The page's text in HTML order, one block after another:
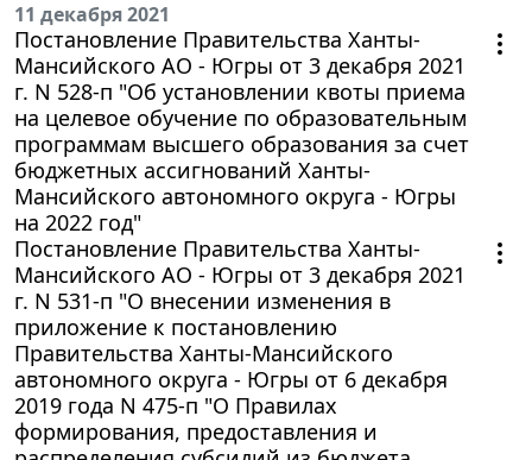
11 декабря 2021
Постановление Правительства Ханты-
Мансийского АО - Югры от 3 декабря 2021
г. N 528-п "Об установлении квоты приема
на целевое обучение по образовательным
программам высшего образования за счет
бюджетных ассигнований Ханты-
Мансийского автономного округа - Югры
на 2022 год"
Постановление Правительства Ханты-
Мансийского АО - Югры от 3 декабря 2021
г. N 531-п "О внесении изменения в
приложение к постановлению
Правительства Ханты-Мансийского
автономного округа - Югры от 6 декабря
2019 года N 475-п "О Правилах
формирования, предоставления и